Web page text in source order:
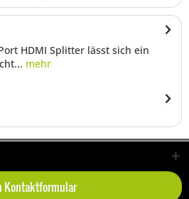
HDMI Splitter lässt sich ein
mehr
Kontaktformular